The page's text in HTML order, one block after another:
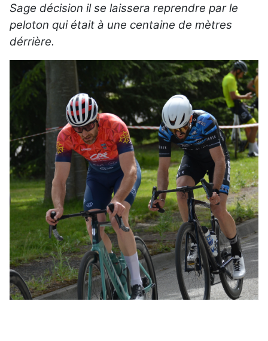
Sage décision il se laissera reprendre par le
peloton qui était à une centaine de mètres
dérrière.